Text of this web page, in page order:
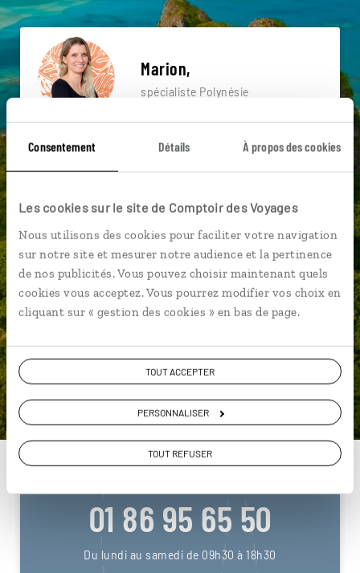
Consentement Détails À propos des cookies
Les cookies sur le site de Comptoir des Voyages
Nous utilisons des cookies pour faciliter votre navigation
sur notre site et mesurer notre audience et la pertinence
de nos publicités. Vous pouvez choisir maintenant quels
cookies vous acceptez. Vous pourrez modifier vos choix en
cliquant sur « gestion des cookies » en bas de page.
TOUT ACCEPTER
PERSONNALISER
TOUT REFUSER
Marion,
spécialiste Polynésie
spécialistes
près de vos envies et de la réalité du pays.
Échangez en face à face ou depuis nos studios
connectés en agence, mais aussi par email ou
téléphone.
Vous gardez le même interlocuteur avant,
pendant et après votre voyage.
DEMANDER UN DEVIS
ou
Construisez votre voyage avec un spécialiste
01 86 95 65 50
Du lundi au samedi de 09h30 à 18h30